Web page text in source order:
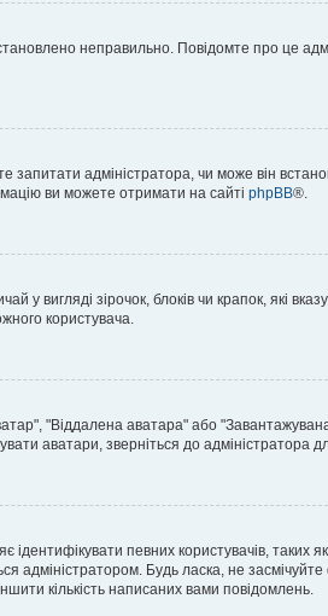
неправильно. Повідомте про це
адміністратора, чи може він
ви можете отримати на сайті phpBB®.
вигляді зірочок, блоків чи крапок, які
користувача.
"Віддалена аватара" або
аватари, зверніться до адміністратора
ідентифікувати певних користувачів, таких
адміністратором. Будь ласка, не
кількість написаних вами повідомлень.